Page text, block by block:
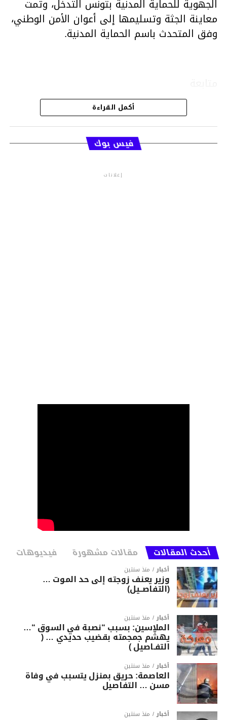
الجهوية للحماية المدنية بتونس التدخل، وتمت
معاينة الجثة وتسليمها إلى أعوان الأمن الوطني،
وفق المتحدث باسم الحماية المدنية.
قسم الاخبار
أكمل القراءة
فيس بوك
إعلانات
أحدث المقالات مقالات مشهورة فيديوهات
أخبار منذ سنتين
وزير يعنف زوجته إلى حد الموت …
(التفاصــيل)
أخبار منذ سنتين
الملاسين: بسبب “نصبة في السوق “…
يهشّم جمجمته بقضيب حديدي … (
التفـاصيل )
أخبار منذ سنتين
العاصمة: حريق بمنزل يتسبب في وفاة
مسن … التفاصيل
أخبار منذ سنتين